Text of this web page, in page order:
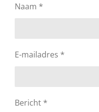
Naam *
E-mailadres *
Bericht *